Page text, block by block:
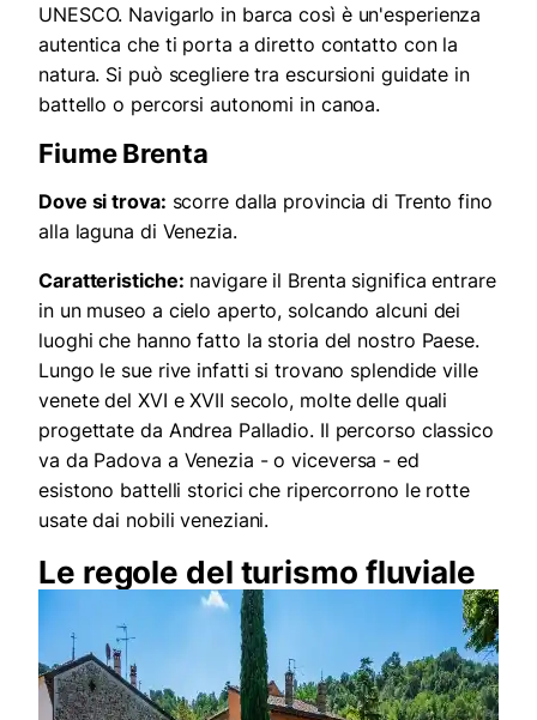
UNESCO. Navigarlo in barca così è un'esperienza
autentica che ti porta a diretto contatto con la
natura. Si può scegliere tra escursioni guidate in
battello o percorsi autonomi in canoa.
Fiume Brenta
Dove si trova: scorre dalla provincia di Trento fino
alla laguna di Venezia.
Caratteristiche: navigare il Brenta significa entrare
in un museo a cielo aperto, solcando alcuni dei
luoghi che hanno fatto la storia del nostro Paese.
Lungo le sue rive infatti si trovano splendide ville
venete del XVI e XVII secolo, molte delle quali
progettate da Andrea Palladio. Il percorso classico
va da Padova a Venezia - o viceversa - ed
esistono battelli storici che ripercorrono le rotte
usate dai nobili veneziani.
Le regole del turismo fluviale